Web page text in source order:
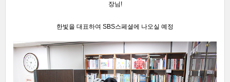
장님!
한빛을 대표하여 SBS스페셜에 나오실 예정